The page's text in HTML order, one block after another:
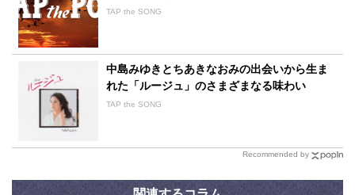
TAP the SONG
中島みゆきとちあきなおみの出会いから生ま
れた「ルージュ」のさまざまなる味わい
TAP the SONG
Recommended by